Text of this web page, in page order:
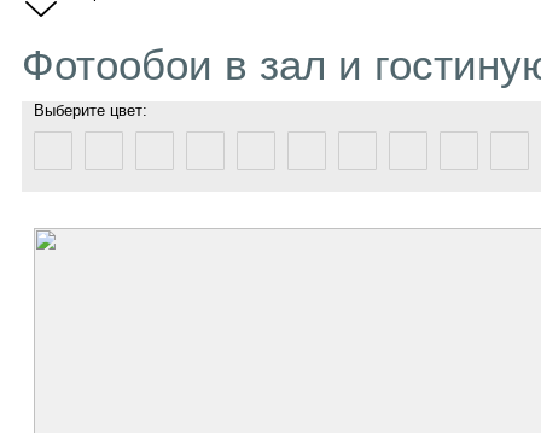
Фотообои в зал и
Выберите цвет: